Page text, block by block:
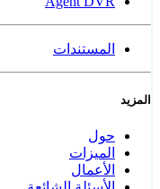
المستندات
المزيد
حول
الميزات
الأعمال